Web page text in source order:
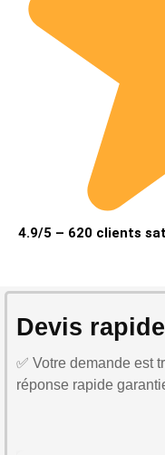
4.9/5 – 620 clients
Devis rapide
✅ Votre demande est
réponse rapide